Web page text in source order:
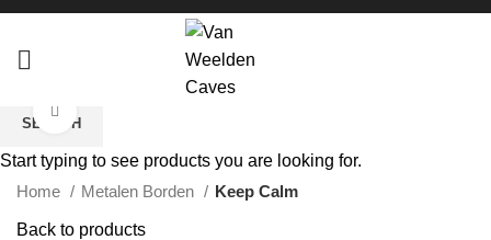
Home Metalen Borden Keep Calm
Back to products
SEARCH
Start typing to see products you are looking for.